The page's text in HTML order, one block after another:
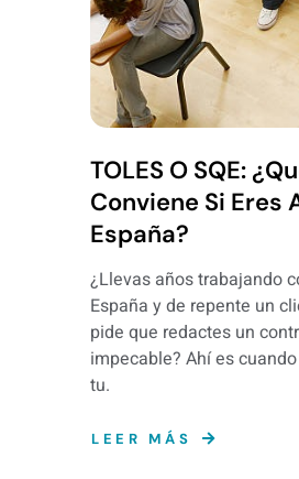
TOLES O SQE:
Conviene Si Eres
España?
¿Llevas años trabajando
España y de repente un
pide que redactes un
impecable? Ahí es
tu.
LEER MÁS